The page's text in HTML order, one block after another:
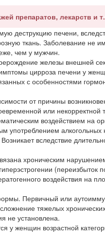
препаратов, лекарств и
деструкцию печени,
ткань. Заболевание не
чем у мужчин.
железы внешней
цирроза печени у
с особенностями
от причины
или некорректной
воздействием на
употреблением алкогольных
вследствие
хроническим
(переизбыток
воздействия на
Первичный или
тяжелых
не установлена.
у женщин возрастной